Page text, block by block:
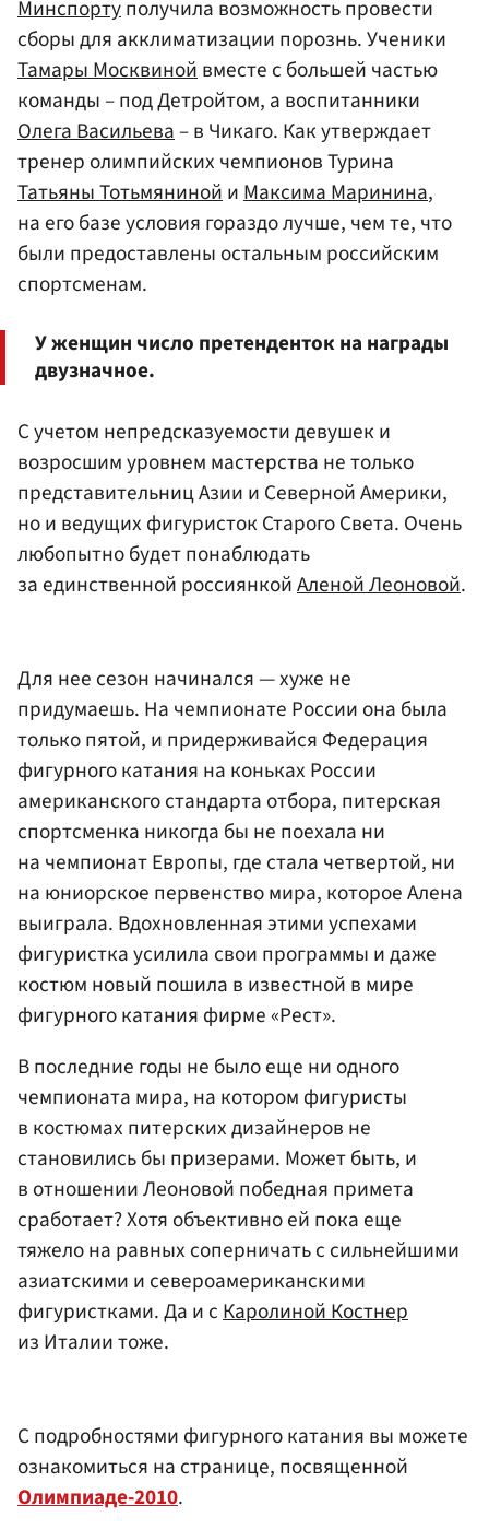
Минспортуполучила возможность провести
сборы для акклиматизации порознь. Ученики
Тамары Москвиной вместе с большей частью
команды – под Детройтом, а воспитанники
Олега Васильева– в Чикаго. Как утверждает
тренер олимпийских чемпионов Турина
Татьяны Тотьмяниной и Максима Маринина,
на его базе условия гораздо лучше, чем те, что
были предоставлены остальным российским
спортсменам.
У женщин число претенденток на награды
двузначное.
С учетом непредсказуемости девушек и
возросшим уровнем мастерства не только
представительниц Азии и Северной Америки,
но и ведущих фигуристок Старого Света. Очень
любопытно будет понаблюдать
за единственной россиянкойАленой Леоновой.
Для нее сезон начинался — хуже не
придумаешь. На чемпионате России она была
только пятой, и придерживайся Федерация
фигурного катания на коньках России
американского стандарта отбора, питерская
спортсменка никогда бы не поехала ни
на чемпионат Европы, где стала четвертой, ни
на юниорское первенство мира, которое Алена
выиграла. Вдохновленная этими успехами
фигуристка усилила свои программы и даже
костюм новый пошила в известной в мире
фигурного катания фирме «Рест».
В последние годы не было еще ни одного
чемпионата мира, на котором фигуристы
в костюмах питерских дизайнеров не
становились бы призерами. Может быть, и
в отношении Леоновой победная примета
сработает? Хотя объективно ей пока еще
тяжело на равных соперничать с сильнейшими
азиатскими и североамериканскими
фигуристками. Да и сКаролиной Костнер
из Италии тоже.
С подробностями фигурного катания вы можете
ознакомиться на странице, посвященной
Олимпиаде-2010.